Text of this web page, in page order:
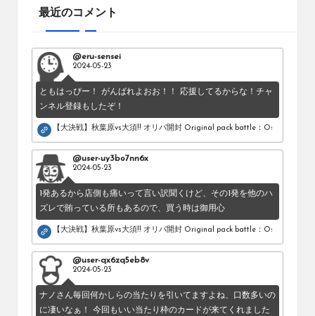
最近のコメント
@eru-sensei
2024-05-23
ともはっぴー！ がんばれよおお！！ 応援してるからな！チャ
ンネル登録もしたぞ！
【大決戦】秋葉原vs大須!! オリパ開封 Original pack battle：Osu vs
@user-uy3bo7nn6x
2024-05-23
1発あるから店側も痛いって言い訳聞くけど、その1発を他のハ
ズレで賄っている所もあるので、買う時は御用心
【大決戦】秋葉原vs大須!! オリパ開封 Original pack battle：Osu vs
@user-qx6zq5eb8v
2024-05-23
ナノさん毎回何かしらの当たりを引いてますよね、口数多いの
に凄いなぁ！ 今回もいい当たり枠のカードが来てくれました